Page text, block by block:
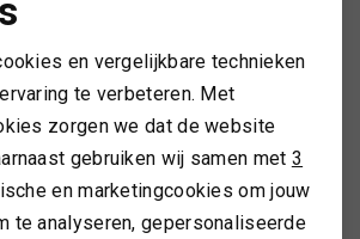
54,99
NIEUW
Top
1 /2
SOFIE SCHNOOR
Sofie Schnoor Ulrikke top
cookies
cookies
en vergelijkbare technieken
te verbeteren. Met
zorgen we dat de website
gebruiken wij samen met 3
en marketingcookies om jouw
te analyseren, gepersonaliseerde